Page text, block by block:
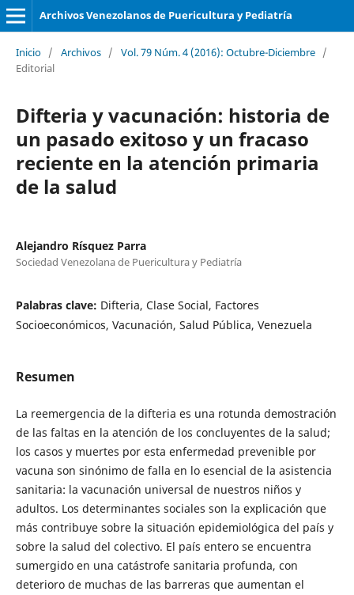
Archivos Venezolanos de Puericultura y Pediatría
Inicio / Archivos / Vol. 79 Núm. 4 (2016): Octubre-Diciembre /
Editorial
Difteria y vacunación: historia de
un pasado exitoso y un fracaso
reciente en la atención primaria
de la salud
Alejandro Rísquez Parra
Sociedad Venezolana de Puericultura y Pediatría
Palabras clave: Difteria, Clase Social, Factores
Socioeconómicos, Vacunación, Salud Pública, Venezuela
Resumen
La reemergencia de la difteria es una rotunda demostración
de las faltas en la atención de los concluyentes de la salud;
los casos y muertes por esta enfermedad prevenible por
vacuna son sinónimo de falla en lo esencial de la asistencia
sanitaria: la vacunación universal de nuestros niños y
adultos. Los determinantes sociales son la explicación que
más contribuye sobre la situación epidemiológica del país y
sobre la salud del colectivo. El país entero se encuentra
sumergido en una catástrofe sanitaria profunda, con
deterioro de muchas de las barreras que aumentan el